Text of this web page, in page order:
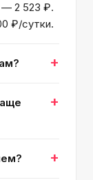
— 2 523 ₽.
₽/сутки.
+
+
+